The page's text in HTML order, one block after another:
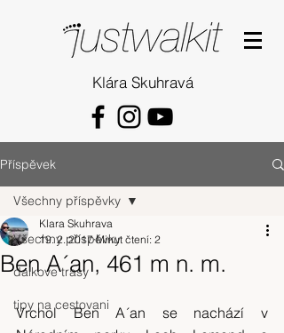
Klára Skuhravá
Příspěvek
Všechny příspěvky
dalkove trasy
tipy na cestovani
Všechny příspěvky
Ben A´an, 461 m n. m.
Klara Skuhrava
19. 2. 2017 Minut čtení: 2
Vrchol Ben A´an se nachází v